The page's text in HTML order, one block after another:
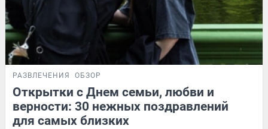
РАЗВЛЕЧЕНИЯ ОБЗОР
Открытки с Днем семьи, любви и
верности: 30 нежных поздравлений
для самых близких